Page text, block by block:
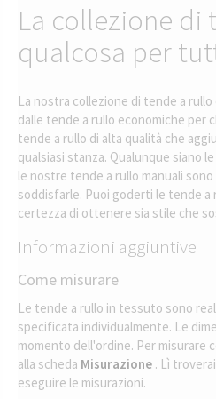
La collezione di
qualcosa per
La nostra collezione di tende a
dalle tende a rullo economiche per
tende a rullo di alta qualità che
qualsiasi stanza. Qualunque siano
le nostre tende a rullo manuali
soddisfarle. Puoi goderti le tende a
certezza di ottenere sia stile che
Informazioni aggiuntive
Come misurare
Le tende a rullo in tessuto sono
specificata individualmente. Le
momento dell'ordine. Per misurare
alla scheda Misurazione . Lì
eseguire le misurazioni.